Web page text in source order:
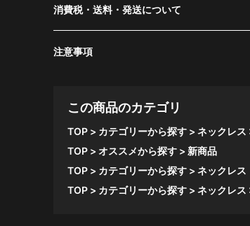
消費税・送料・発送について
注意事項
この商品のカテゴリ
TOP カテゴリーから探す ネックレス
TOP
オススメから探す
新商品
TOP
カテゴリーから探す
ネックレス
TOP
カテゴリーから探す ネックレス